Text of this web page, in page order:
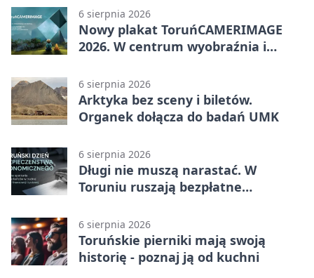
6 sierpnia 2026
Nowy plakat ToruńCAMERIMAGE
2026. W centrum wyobraźnia i
6 sierpnia 2026
Arktyka bez sceny i biletów.
Organek dołącza do badań UMK
6 sierpnia 2026
Długi nie muszą narastać. W
Toruniu ruszają bezpłatne
6 sierpnia 2026
Toruńskie pierniki mają swoją
historię - poznaj ją od kuchni